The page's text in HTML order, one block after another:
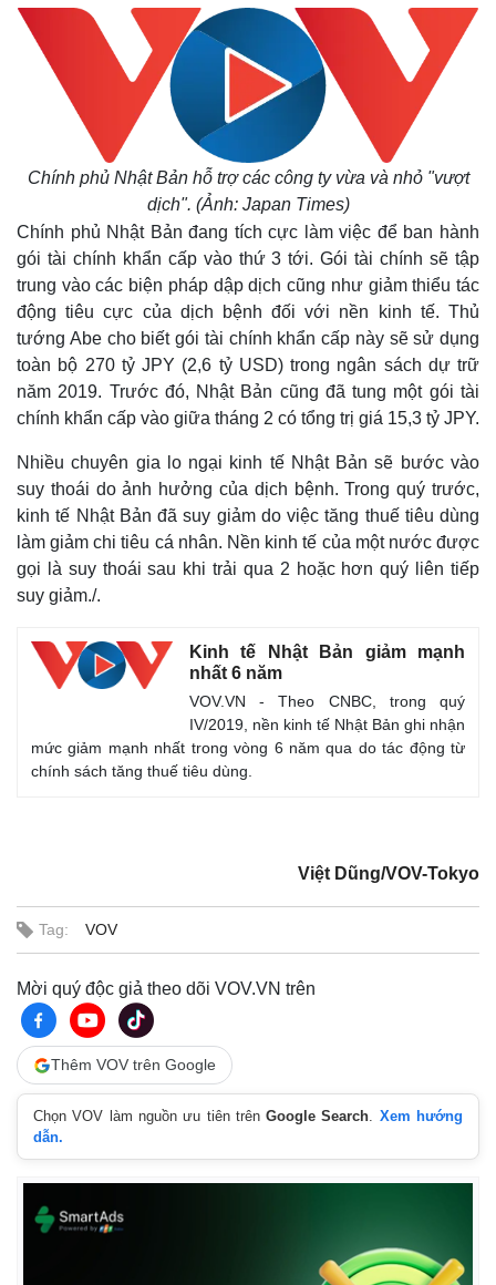
Quan sát
Cuộc sống đó đây
Multimedia
Video
Chính phủ Nhật Bản hỗ trợ các công ty vừa và nhỏ "vượt
dịch". (Ảnh: Japan Times)
Chính phủ Nhật Bản đang tích cực làm việc để ban hành
gói tài chính khẩn cấp vào thứ 3 tới. Gói tài chính sẽ tập
trung vào các biện pháp dập dịch cũng như giảm thiểu tác
động tiêu cực của dịch bệnh đối với nền kinh tế. Thủ
tướng Abe cho biết gói tài chính khẩn cấp này sẽ sử dụng
toàn bộ 270 tỷ JPY (2,6 tỷ USD) trong ngân sách dự trữ
năm 2019. Trước đó, Nhật Bản cũng đã tung một gói tài
chính khẩn cấp vào giữa tháng 2 có tổng trị giá 15,3 tỷ JPY.
Nhiều chuyên gia lo ngại kinh tế Nhật Bản sẽ bước vào
suy thoái do ảnh hưởng của dịch bệnh. Trong quý trước,
kinh tế Nhật Bản đã suy giảm do việc tăng thuế tiêu dùng
làm giảm chi tiêu cá nhân. Nền kinh tế của một nước được
gọi là suy thoái sau khi trải qua 2 hoặc hơn quý liên tiếp
suy giảm./.
Kinh tế Nhật Bản giảm mạnh
nhất 6 năm
VOV.VN - Theo CNBC, trong quý
IV/2019, nền kinh tế Nhật Bản ghi nhận
mức giảm mạnh nhất trong vòng 6 năm qua do tác động từ
chính sách tăng thuế tiêu dùng.
Việt Dũng/VOV-Tokyo
Tag: VOV
Mời quý độc giả theo dõi VOV.VN trên
Thêm VOV trên Google
Chọn VOV làm nguồn ưu tiên trênGoogle Search. Xem hướng
dẫn.